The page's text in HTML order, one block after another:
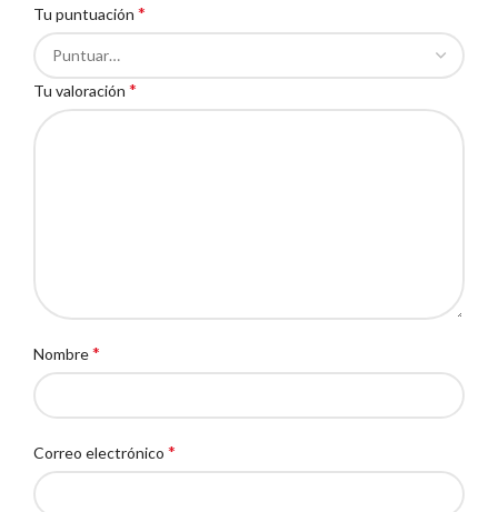
Tu puntuación *
Tu valoración *
Nombre*
Correo electrónico *